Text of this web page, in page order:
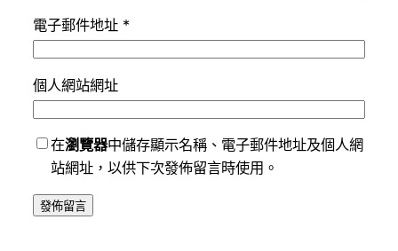
電子郵件地址 *
個人網站網址
在瀏覽器中儲存顯示名稱、電子郵件地址及個人網
站網址，以供下次發佈留言時使用。